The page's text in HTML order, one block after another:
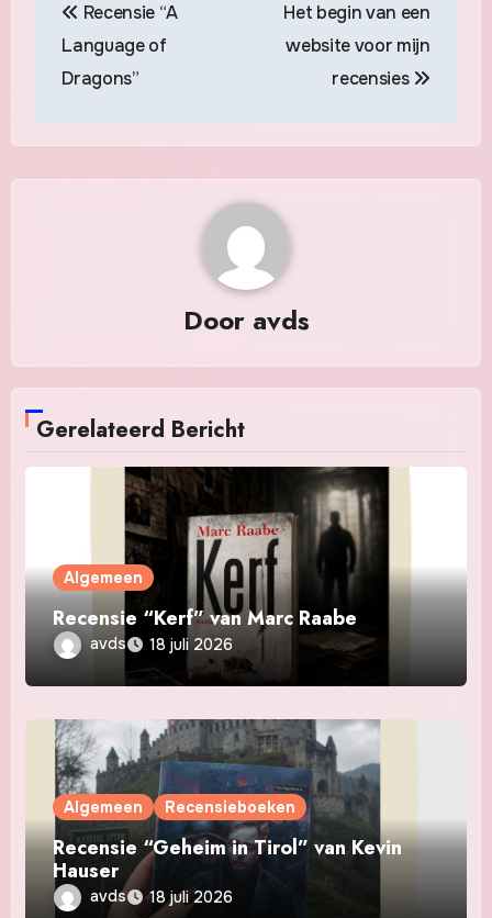
Recensie “A
Language of
Dragons”
Het begin van een
website voor mijn
recensies
Door avds
Gerelateerd Bericht
Algemeen
Recensie “Kerf” van Marc Raabe
avds 18 juli 2026
Algemeen Recensieboeken
Recensie “Geheim in Tirol” van Kevin
Hauser
avds 18 juli 2026